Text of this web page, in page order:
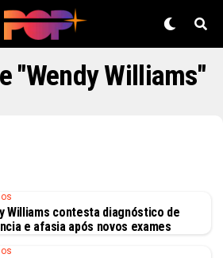
"Wendy Williams"
Williams contesta diagnóstico de
e afasia após novos exames